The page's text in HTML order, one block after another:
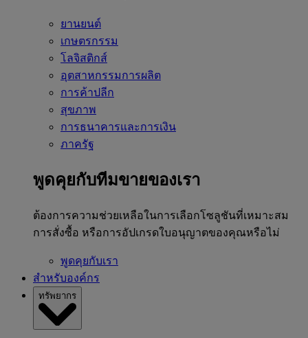
ยานยนต์
เกษตรกรรม
โลจิสติกส์
อุตสาหกรรมการผลิต
การค้าปลีก
สุขภาพ
การธนาคารและการเงิน
ภาครัฐ
พูดคุยกับทีมขายของเรา
ต้องการความช่วยเหลือในการเลือกโซลูชันที่เหมาะสม
การสั่งซื้อ หรือการอัปเกรดใบอนุญาตของคุณหรือไม่
พูดคุยกับเรา
สำหรับองค์กร
ทรัพยากร